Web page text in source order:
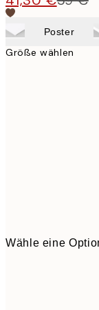
Poster
Größe wählen
Wähle eine